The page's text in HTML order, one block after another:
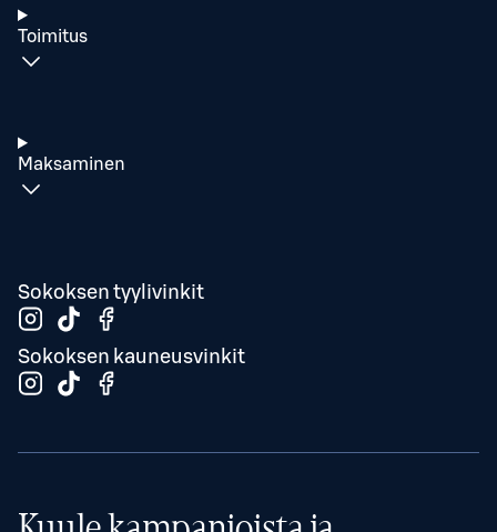
Toimitus
Maksaminen
Sokoksen tyylivinkit
Sokoksen kauneusvinkit